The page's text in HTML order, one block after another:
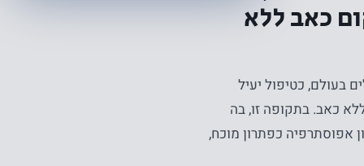
כאב ללא
בעולם, כטיפול יעיל
כאב. בתקופה זו, בה
אפוסתרפיה כפתרון מוכח,